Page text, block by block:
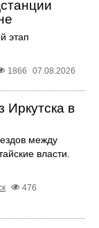
этап
1866 07.08.2026
Иркутска в
между
власти.
476